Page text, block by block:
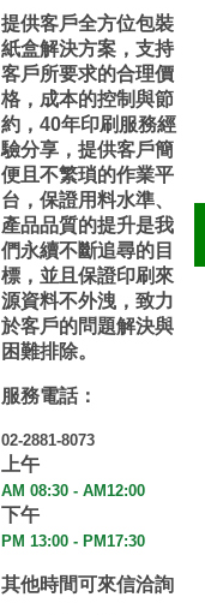
提供客戶全方位包裝
紙盒解決方案，支持
客戶所要求的合理價
格，成本的控制與節
約，40年印刷服務經
驗分享，提供客戶簡
便且不繁瑣的作業平
台，保證用料水準、
產品品質的提升是我
們永續不斷追尋的目
標，並且保證印刷來
源資料不外洩，致力
於客戶的問題解決與
困難排除。
服務電話：
02-2881-8073
上午
AM 08:30 - AM12:00
下午
PM 13:00 - PM17:30
其他時間可來信洽詢